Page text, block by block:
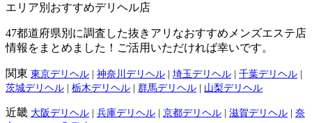
エリア別おすすめデリヘル店
47都道府県別に調査した抜きアリなおすすめメンズエステ店
情報をまとめました！ご活用いただければ幸いです。
関東 東京デリヘル | 神奈川デリヘル | 埼玉デリヘル | 千葉デリヘル |
茨城デリヘル | 栃木デリヘル | 群馬デリヘル | 山梨デリヘル
近畿 大阪デリヘル | 兵庫デリヘル | 京都デリヘル | 滋賀デリヘル | 奈